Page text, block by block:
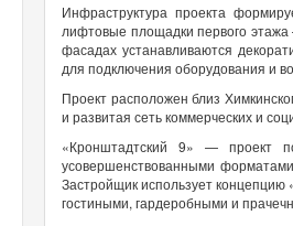
Инфраструктура проекта
лифтовые площадки первого
фасадах устанавливаются
для подключения оборудования и
Проект расположен близ
и развитая сеть коммерческих и
«Кронштадтский 9» — проект
усовершенствованными
Застройщик использует
гостиными, гардеробными и